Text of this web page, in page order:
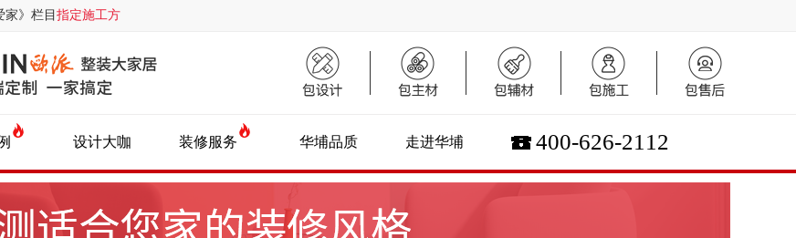
》栏目 指定施工方
设计大咖 装修服务 华埔品质 走进华埔 400-626-2112